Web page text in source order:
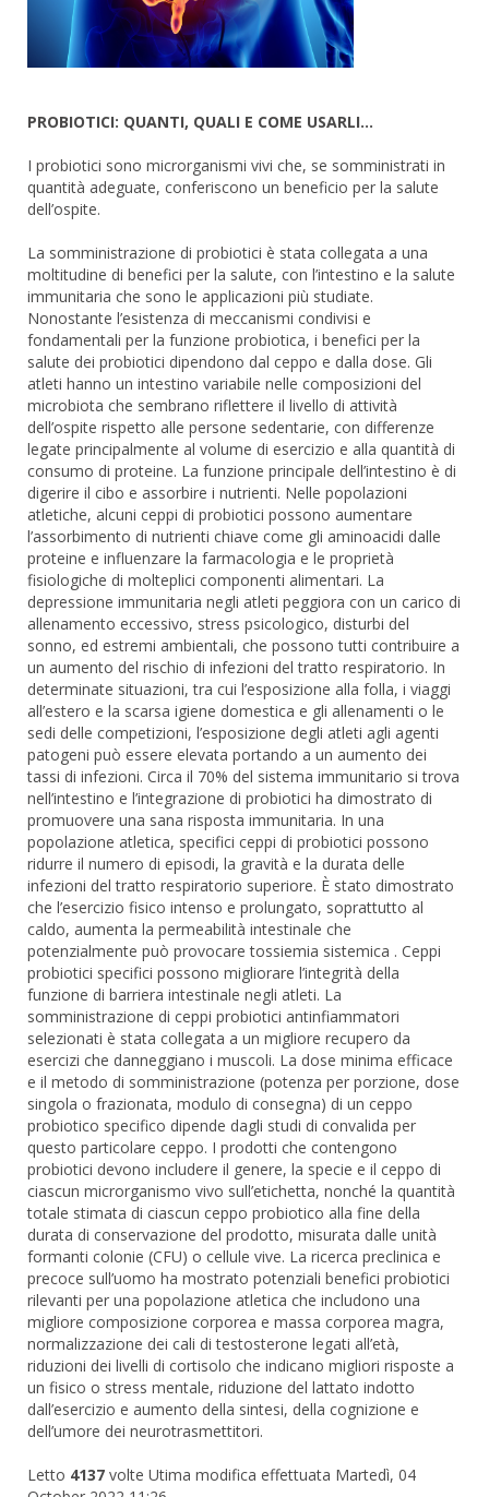
PROBIOTICI: QUANTI, QUALI E COME USARLI…
I probiotici sono microrganismi vivi che, se somministrati in
quantità adeguate, conferiscono un beneficio per la salute
dell’ospite.
La somministrazione di probiotici è stata collegata a una
moltitudine di benefici per la salute, con l’intestino e la salute
immunitaria che sono le applicazioni più studiate.
Nonostante l’esistenza di meccanismi condivisi e
fondamentali per la funzione probiotica, i benefici per la
salute dei probiotici dipendono dal ceppo e dalla dose. Gli
atleti hanno un intestino variabile nelle composizioni del
microbiota che sembrano riflettere il livello di attività
dell’ospite rispetto alle persone sedentarie, con differenze
legate principalmente al volume di esercizio e alla quantità di
consumo di proteine. La funzione principale dell’intestino è di
digerire il cibo e assorbire i nutrienti. Nelle popolazioni
atletiche, alcuni ceppi di probiotici possono aumentare
l’assorbimento di nutrienti chiave come gli aminoacidi dalle
proteine ​​e influenzare la farmacologia e le proprietà
fisiologiche di molteplici componenti alimentari. La
depressione immunitaria negli atleti peggiora con un carico di
allenamento eccessivo, stress psicologico, disturbi del
sonno, ed estremi ambientali, che possono tutti contribuire a
un aumento del rischio di infezioni del tratto respiratorio. In
determinate situazioni, tra cui l’esposizione alla folla, i viaggi
all’estero e la scarsa igiene domestica e gli allenamenti o le
sedi delle competizioni, l’esposizione degli atleti agli agenti
patogeni può essere elevata portando a un aumento dei
tassi di infezioni. Circa il 70% del sistema immunitario si trova
nell’intestino e l’integrazione di probiotici ha dimostrato di
promuovere una sana risposta immunitaria. In una
popolazione atletica, specifici ceppi di probiotici possono
ridurre il numero di episodi, la gravità e la durata delle
infezioni del tratto respiratorio superiore. È stato dimostrato
che l’esercizio fisico intenso e prolungato, soprattutto al
caldo, aumenta la permeabilità intestinale che
potenzialmente può provocare tossiemia sistemica . Ceppi
probiotici specifici possono migliorare l’integrità della
funzione di barriera intestinale negli atleti. La
somministrazione di ceppi probiotici antinfiammatori
selezionati è stata collegata a un migliore recupero da
esercizi che danneggiano i muscoli. La dose minima efficace
e il metodo di somministrazione (potenza per porzione, dose
singola o frazionata, modulo di consegna) di un ceppo
probiotico specifico dipende dagli studi di convalida per
questo particolare ceppo. I prodotti che contengono
probiotici devono includere il genere, la specie e il ceppo di
ciascun microrganismo vivo sull’etichetta, nonché la quantità
totale stimata di ciascun ceppo probiotico alla fine della
durata di conservazione del prodotto, misurata dalle unità
formanti colonie (CFU) o cellule vive. La ricerca preclinica e
precoce sull’uomo ha mostrato potenziali benefici probiotici
rilevanti per una popolazione atletica che includono una
migliore composizione corporea e massa corporea magra,
normalizzazione dei cali di testosterone legati all’età,
riduzioni dei livelli di cortisolo che indicano migliori risposte a
un fisico o stress mentale, riduzione del lattato indotto
dall’esercizio e aumento della sintesi, della cognizione e
dell’umore dei neurotrasmettitori.
Letto 4137 volte Utima modifica effettuata Martedì, 04